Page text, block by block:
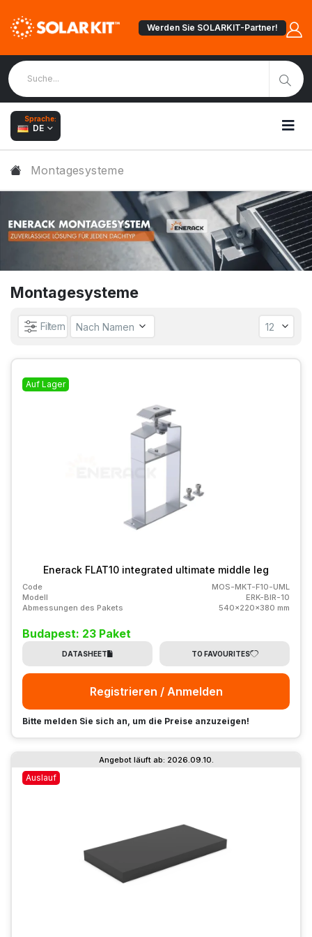
Werden Sie SOLARKIT-Partner!
Sprache:
DE
Montagesysteme
Montagesysteme
Filtern
Auf Lager
Enerack FLAT10 integrated ultimate middle leg
Code
MOS-MKT-F10-UML
Modell
ERK-BIR-10
Abmessungen des Pakets
540x220x380 mm
Budapest: 23 Paket
DATASHEET TO FAVOURITES
Registrieren / Anmelden
Bitte melden Sie sich an, um die Preise anzuzeigen!
Auslauf
Angebot läuft ab: 2026.09.10.